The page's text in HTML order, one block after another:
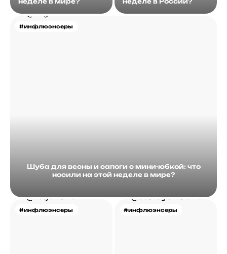
#инфлюэнсеры
Шуба для весны и сапоги с мини-юбкой: что
носили на этой неделе в мире?
#инфлюэнсеры #инфлюэнсеры